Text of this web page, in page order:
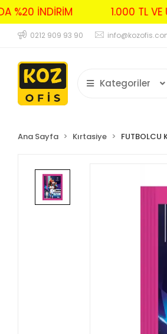
%20 İNDİRİM 1.000 TL
0212 909 93 90
Kategoriler
Ana Sayfa Kırtasiye FUTBOLCU